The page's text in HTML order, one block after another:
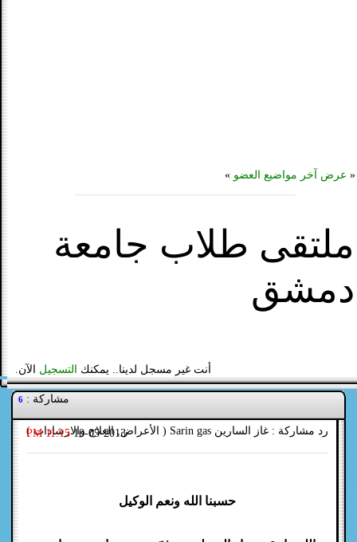
« عرض آخر مواضيع العضو »
ملتقى طلاب جامعة
دمشق
أنت غير مسجل لدينا.. يمكنك التسجيل الآن.
مشاركة : 6
رد مشاركة : غاز السارين Sarin gas ( الأعراض, العلاج والارشادات ) 10-05-2013
11:15 PM
حسبنا الله ونعم الوكيل